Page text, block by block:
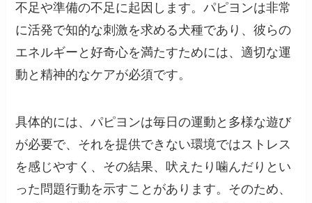
不足や準備の不足に起因します。パピヨンは非常
に活発で知的な刺激を求める犬種であり、彼らの
エネルギーと好奇心を満たすためには、適切な運
動と精神的なケアが必須です。
具体的には、パピヨンは毎日の運動と多様な遊び
が必要で、それを提供できない環境ではストレス
を感じやすく、その結果、吠えたり噛んだりとい
った問題行動を示すことがあります。そのため、